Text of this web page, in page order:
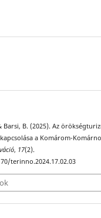
Barsi, B. (2025). Az
a Komárom-
, 17(2).
terinno.2024.17.02.03